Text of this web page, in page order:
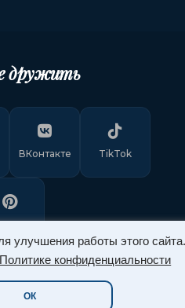
улучшения работы этого сайта.
Политике конфиденциальности
ОК
дружить
ВКонтакте TikTok